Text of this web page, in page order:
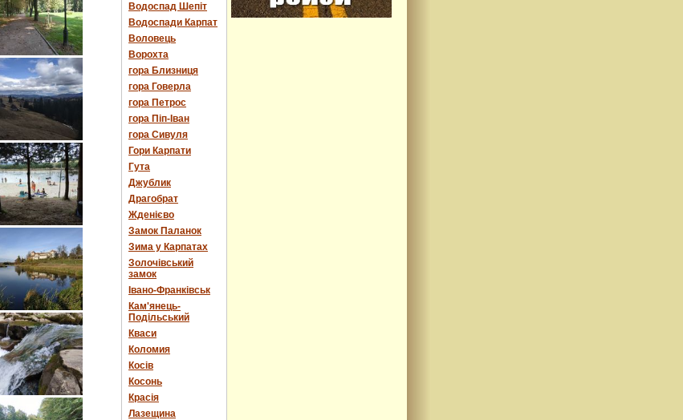
Водоспад Шепіт
Водоспади Карпат
Воловець
Ворохта
гора Близниця
гора Говерла
гора Петрос
гора Піп-Іван
гора Сивуля
Гори Карпати
Гута
Джублик
Драгобрат
Жденієво
Замок Паланок
Зима у Карпатах
Золочівський
замок
Івано-Франківськ
Кам'янець-
Подільський
Кваси
Коломия
Косів
Косонь
Красія
Лазещина